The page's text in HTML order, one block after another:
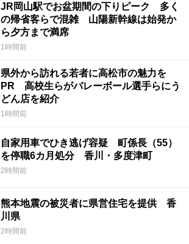
JR岡山駅でお盆期間の下りピーク 多く
の帰省客らで混雑 山陽新幹線は始発か
ら夕方まで満席
1時間前
県外から訪れる若者に高松市の魅力を
PR 高校生らがバレーボール選手らにう
どん店を紹介
1時間前
自家用車でひき逃げ容疑 町係長（55）
を停職6カ月処分 香川・多度津町
2時間前
熊本地震の被災者に県営住宅を提供 香
川県
2時間前